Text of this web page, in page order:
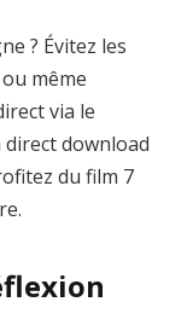
? Évitez les
même
via le
download
du film 7